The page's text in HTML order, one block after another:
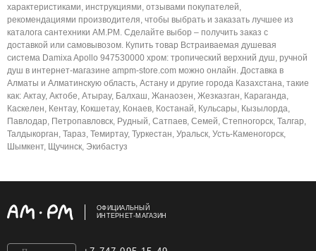
характеристиками, инструкциями, отзывами покупателей,
рекомендациями производителя, чтобы выбрать и заказать лучшее из
каталога сантехники AM.PM. Сделайте выбор – получить заказ с
доставкой или самовывозом. Купить товар Встраиваемая душевая
система Damixa Apollo 947530000 хром: тропический верхний душ, ручной
душ в интернет-магазине ampm-store.com можно онлайн. Доставка в
Алматы и Алматинскую область, Астану и другие города Казахстана, такие
как: Актау, Актобе, Атырау, Балхаш, Жанаозен, Жезказган, Караганда,
Каскелен, Кентау, Кокшетау, Конаев, Костанай, Кульсары, Кызылорда,
Павлодар, Петропавловск, Рудный, Сатпаев, Семей, Степногорск, Талгар,
Талдыкорган, Тараз, Темиртау, Туркестан, Уральск, Усть-Каменогорск,
Шымкент, Щучинск, Экибастуз
ОФИЦИАЛЬНЫЙ
ИНТЕРНЕТ-МАГАЗИН